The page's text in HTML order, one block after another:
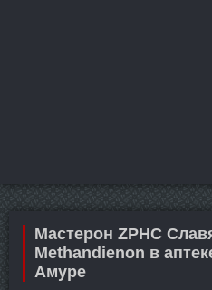
Мастерон ZPHC
Methandienon в
Амуре